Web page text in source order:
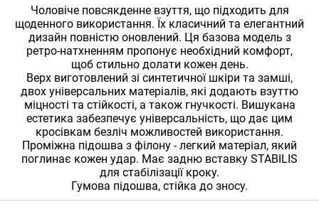
Чоловіче повсякденне взуття, що підходить для
щоденного використання. Їх класичний та елегантний
дизайн повністю оновлений. Ця базова модель з
ретро-натхненням пропонує необхідний комфорт,
щоб стильно долати кожен день.
Верх виготовлений зі синтетичної шкіри та замші,
двох універсальних матеріалів, які додають взуттю
міцності та стійкості, а також гнучкості. Вишукана
естетика забезпечує універсальність, що дає цим
кросівкам безліч можливостей використання.
Проміжна підошва з філону - легкий матеріал, який
поглинає кожен удар. Має задню вставку STABILIS
для стабілізації кроку.
Гумова підошва, стійка до зносу.